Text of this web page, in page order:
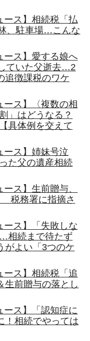
ース】相続税「払
、駐車場…こんな
ース】愛する娘へ
ていた父逝去…2
追徴課税のワケ
ース】〈複数の相
」はどうなる？
具体例を交えて
ース】姉妹号泣
た父の遺産相続
ス】生前贈与、
税務署に指摘さ
ース】「失敗しな
相続まで待たず
がよい「3つのケ
ース】相続税「追
生前贈与の落とし
ース】「認知症に
！相続でやっては